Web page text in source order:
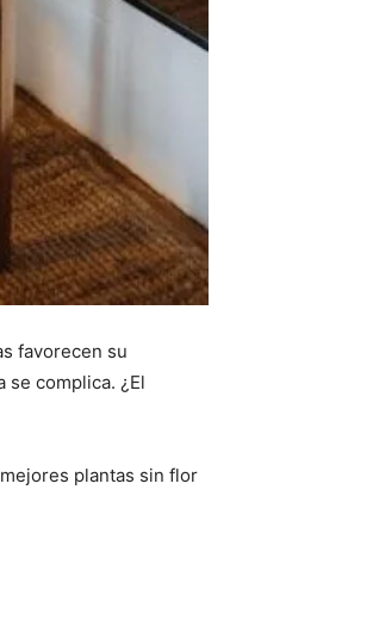
favorecen su
complica. ¿El
plantas sin flor